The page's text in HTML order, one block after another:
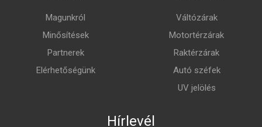
Magunkról
Minősítések
Partnerek
Elérhetőségünk
Váltózárak
Motortérzárak
Raktérzárak
Autó széfek
UV jelölés
Hírlevél